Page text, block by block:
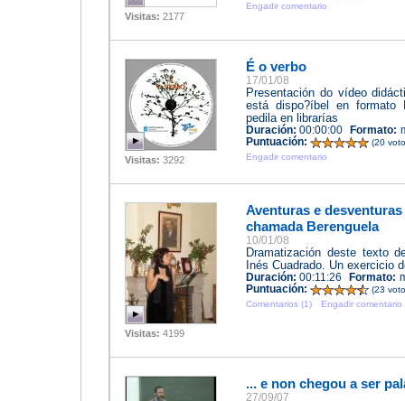
Visitas: 2177
Engadir comentario
Visitas: 3292
É o verbo
17/01/08
Presentación do vídeo
está dispo?íbel en
pedila en librarías
Duración: 00:00:00 Formato:
Puntuación:
(20
Engadir comentario
Visitas: 4199
Aventuras e
chamada Berenguela
10/01/08
Dramatización deste texto
Inés Cuadrado. Un exercicio
Duración: 00:11:26 Formato:
Puntuación:
(23
Comentarios (1)
Engadir comentario
... e non chegou a ser
27/09/07